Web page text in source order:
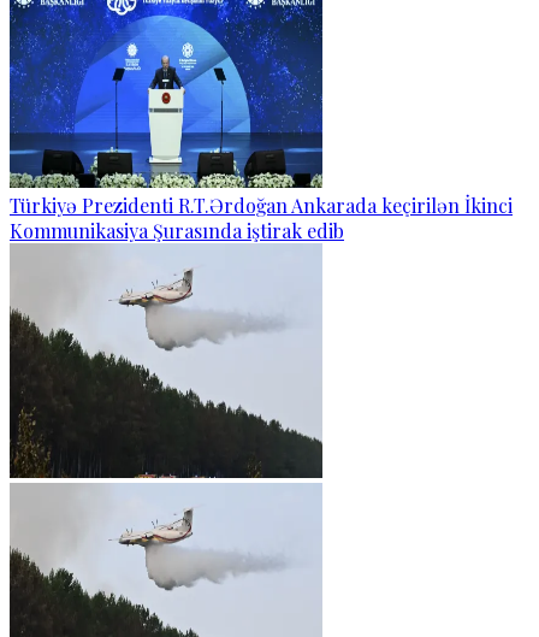
Türkiyə Prezidenti R.T.Ərdoğan Ankarada keçirilən İkinci
Kommunikasiya Şurasında iştirak edib